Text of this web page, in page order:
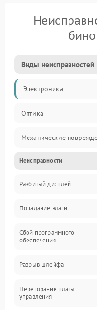
Виды неисправностей
Электроника
Оптика
Механические
Видео
Механика
Управление
Электропитание
Неисправности
Разбитый дисплей
Попадание влаги
Сбой программного
обеспечения
Разрыв шлейфа
Перегорание платы
управления